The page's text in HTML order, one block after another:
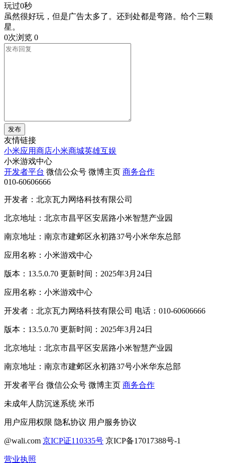
玩过0秒
虽然很好玩，但是广告太多了。还到处都是弯路。给个三颗
星。
0次浏览 0
发布
友情链接
小米应用商店小米商城英雄互娱
小米游戏中心
开发者平台 微信公众号 微博主页 商务合作
010-60606666
开发者：北京瓦力网络科技有限公司
北京地址：北京市昌平区安居路小米智慧产业园
南京地址：南京市建邺区永初路37号小米华东总部
应用名称：小米游戏中心
版本：13.5.0.70 更新时间：2025年3月24日
应用名称：小米游戏中心
开发者：北京瓦力网络科技有限公司 电话：010-60606666
版本：13.5.0.70 更新时间：2025年3月24日
北京地址：北京市昌平区安居路小米智慧产业园
南京地址：南京市建邺区永初路37号小米华东总部
开发者平台 微信公众号 微博主页 商务合作
未成年人防沉迷系统 米币
用户应用权限 隐私协议 用户服务协议
@wali.com 京ICP证110335号 京ICP备17017388号-1
营业执照